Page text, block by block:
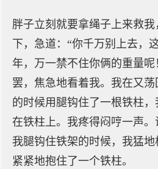
胖子立刻就要拿绳子上来救我
下，急道：“你千万别上去，
年，万一禁不住你俩的重量
罢，焦急地看着我。我在又
的时候用腿钩住了一根铁柱
在铁柱上。我疼得闷哼一声
我腿钩住铁架的时候，我猛
紧紧地抱住了一个铁柱。